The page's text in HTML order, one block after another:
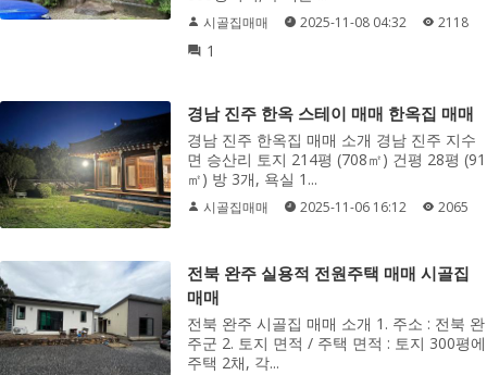
시골집매매 2025-11-08 04:32 2118
1
경남 진주 한옥 스테이 매매 한옥집 매매
경남 진주 한옥집 매매 소개 경남 진주 지수
면 승산리 토지 214평 (708㎡) 건평 28평 (91
㎡) 방 3개, 욕실 1...
시골집매매 2025-11-06 16:12 2065
전북 완주 실용적 전원주택 매매 시골집
매매
전북 완주 시골집 매매 소개 1. 주소 : 전북 완
주군 2. 토지 면적 / 주택 면적 : 토지 300평에
주택 2채, 각...